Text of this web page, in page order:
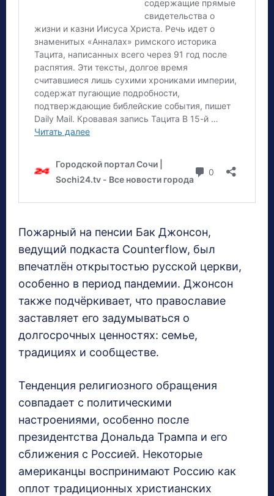
Пожарный на пенсии Бак Джонсон,
ведущий подкаста Counterflow, был
впечатлён открытостью русской церкви,
особенно в период пандемии. Джонсон
также подчёркивает, что православие
заставляет его задумываться о
долгосрочных ценностях: семье,
традициях и сообществе.
Тенденция религиозного обращения
совпадает с политическими
настроениями, особенно после
президентства Дональда Трампа и его
сближения с Россией. Некоторые
американцы воспринимают Россию как
оплот традиционных христианских